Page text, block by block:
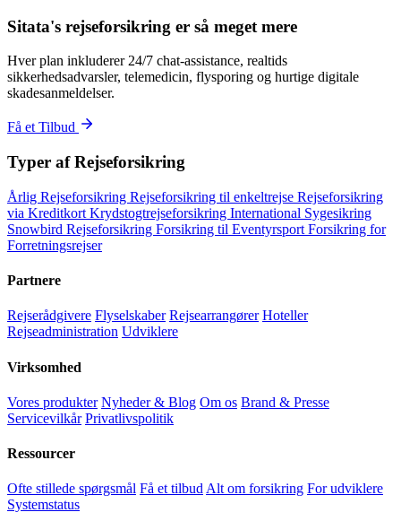
Sitata's rejseforsikring er så meget mere
Hver plan inkluderer 24/7 chat-assistance, realtids
sikkerhedsadvarsler, telemedicin, flysporing og hurtige digitale
skadesanmeldelser.
Få et Tilbud
Typer af Rejseforsikring
Årlig Rejseforsikring Rejseforsikring til enkeltrejse Rejseforsikring
via Kreditkort Krydstogtrejseforsikring International Sygesikring
Snowbird Rejseforsikring Forsikring til Eventyrsport Forsikring for
Forretningsrejser
Partnere
Rejserådgivere Flyselskaber Rejsearrangører Hoteller
Rejseadministration Udviklere
Virksomhed
Vores produkter Nyheder & Blog Om os Brand & Presse
Servicevilkår Privatlivspolitik
Ressourcer
Ofte stillede spørgsmål Få et tilbudAlt om forsikring For udviklere
Systemstatus